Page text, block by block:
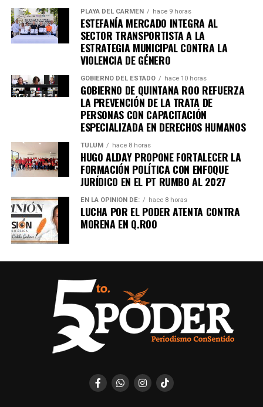
PLAYA DEL CARMEN hace 9 horas
ESTEFANÍA MERCADO INTEGRA AL
SECTOR TRANSPORTISTA A LA
ESTRATEGIA MUNICIPAL CONTRA LA
VIOLENCIA DE GÉNERO
GOBIERNO DEL ESTADO hace 10 horas
GOBIERNO DE QUINTANA ROO REFUERZA
LA PREVENCIÓN DE LA TRATA DE
PERSONAS CON CAPACITACIÓN
ESPECIALIZADA EN DERECHOS HUMANOS
TULUM hace 8 horas
HUGO ALDAY PROPONE FORTALECER LA
FORMACIÓN POLÍTICA CON ENFOQUE
JURÍDICO EN EL PT RUMBO AL 2027
EN LA OPINIÓN DE: hace 8 horas
LUCHA POR EL PODER ATENTA CONTRA
MORENA EN Q.ROO